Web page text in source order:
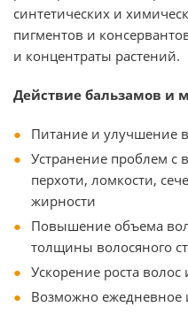
синтетических и
пигментов и
и концентраты растений.
Действие бальзамов и
Питание и улучшение
Устранение проблем с
перхоти, ломкости,
жирности
Повышение объема
толщины волосяного
Ускорение роста
Возможно ежедневное